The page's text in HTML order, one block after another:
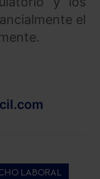
el
LABORAL